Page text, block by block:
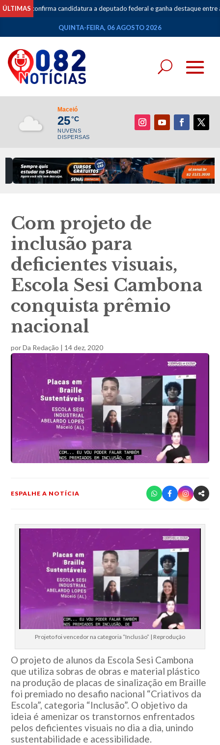
ÚLTIMAScandidatura a deputado federal e ganha destaque entre as apostas
QUINTA-FEIRA, 06 AGOSTO 2026
Maceió
25°C
NUVENS
DISPERSAS
Com projeto de
inclusão para
deficientes visuais,
Escola Sesi Cambona
conquista prêmio
nacional
porDa Redação | 14 dez, 2020
ESPALHE A NOTÍCIA
Projeto foi vencedor na categoria “Inclusão” | Reprodução
O projeto de alunos da Escola Sesi Cambona
que utiliza sobras de obras e material plástico
na produção de placas de sinalização em Braille
foi premiado no desafio nacional “Criativos da
Escola”, categoria “Inclusão”. O objetivo da
ideia é amenizar os transtornos enfrentados
pelos deficientes visuais no dia a dia, unindo
sustentabilidade e acessibilidade.